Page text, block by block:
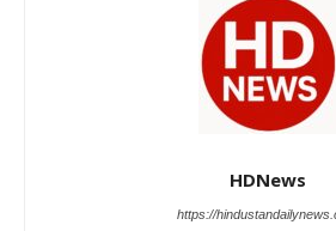
HDNews
https://